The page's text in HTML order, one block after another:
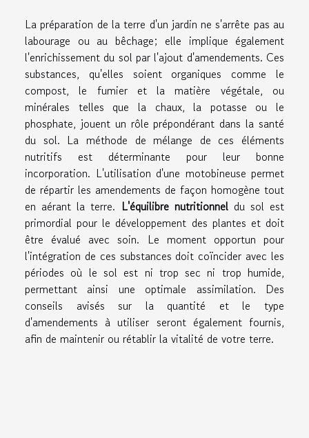
La préparation de la terre d'un jardin ne s'arrête pas au
labourage ou au bêchage; elle implique également
l'enrichissement du sol par l'ajout d'amendements. Ces
substances, qu'elles soient organiques comme le
compost, le fumier et la matière végétale, ou
minérales telles que la chaux, la potasse ou le
phosphate, jouent un rôle prépondérant dans la santé
du sol. La méthode de mélange de ces éléments
nutritifs est déterminante pour leur bonne
incorporation. L'utilisation d'une motobineuse permet
de répartir les amendements de façon homogène tout
en aérant la terre. L'équilibre nutritionneldu sol est
primordial pour le développement des plantes et doit
être évalué avec soin. Le moment opportun pour
l'intégration de ces substances doit coïncider avec les
périodes où le sol est ni trop sec ni trop humide,
permettant ainsi une optimale assimilation. Des
conseils avisés sur la quantité et le type
d'amendements à utiliser seront également fournis,
afin de maintenir ou rétablir la vitalité de votre terre.